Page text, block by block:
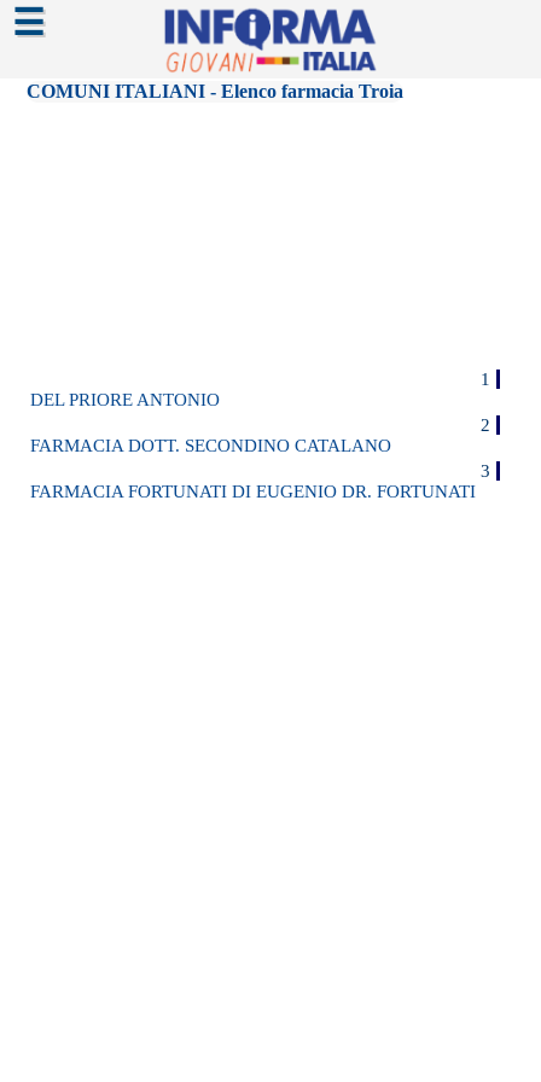
☰
COMUNI ITALIANI - Elenco farmacia Troia
1
DEL PRIORE ANTONIO
2
FARMACIA DOTT. SECONDINO CATALANO
3
FARMACIA FORTUNATI DI EUGENIO DR. FORTUNATI